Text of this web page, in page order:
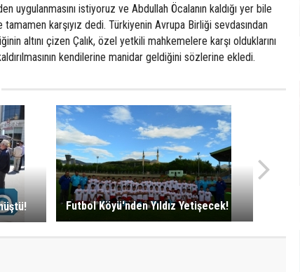
uygulanmasını istiyoruz ve Abdullah Öcalanın kaldığı yer bile
karşıyız dedi. Türkiyenin Avrupa Birliği sevdasından
altını çizen Çalık, özel yetkili mahkemelere karşı olduklarını
kendilerine manidar geldiğini sözlerine ekledi.
Futbol Köyü'nden Yıldız Yetişecek!